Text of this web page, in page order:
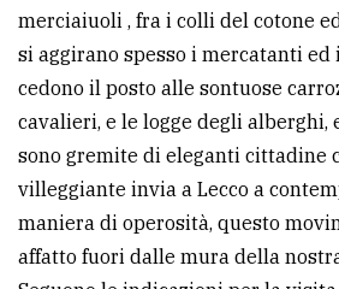
merciaiuoli , fra i colli del cotone
si aggirano spesso i mercatanti
cedono il posto alle sontuose
cavalieri, e le logge degli alberghi,
sono gremite di eleganti cittadine
villeggiante invia a Lecco a
maniera di operosità, questo
affatto fuori dalle mura della